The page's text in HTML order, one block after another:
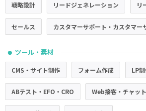
戦略設計 リードジェネレーション リ
セールス カスタマーサポート・カスタマー
● ツール・素材
CMS・サイト制作 フォーム作成 LP
ABテスト・EFO・CRO Web接客・チャッ